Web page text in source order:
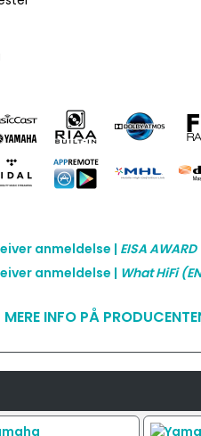
anmeldelse | EISA AWARD
anmeldelse | What HiFi
MERE INFO PÅ